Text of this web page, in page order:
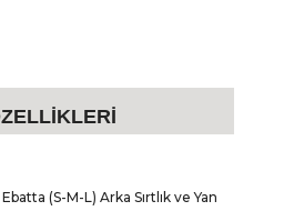
(S-M-L) Arka Sırtlık ve Yan